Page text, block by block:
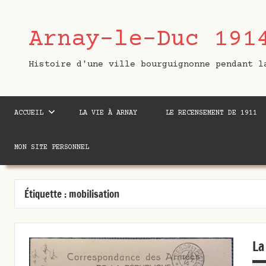
contenuArnay-le-Duc
Histoire d'une ville bourguignonne pendant
ACCUEIL LA VIE À ARNAY LE RECENSEMENT DE 1911
MON SITE PERSONNEL
Étiquette : mobilisation